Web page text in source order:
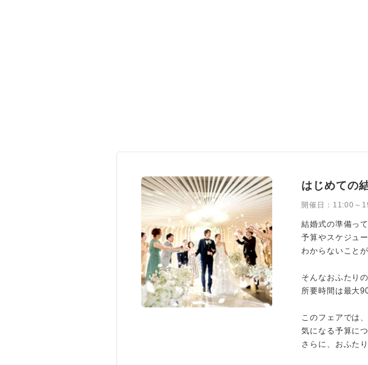
はじめての
開催日： 11:00～
結婚式の準備っ
予算やスケジュ
わからないこと
そんなおふたり
所要時間は最大
このフェアでは
気になる予算に
さらに、おふた